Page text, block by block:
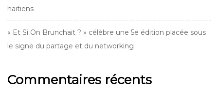
haïtiens
« Et Si On Brunchait ? » célèbre une 5e édition placée sous
le signe du partage et du networking
Commentaires récents